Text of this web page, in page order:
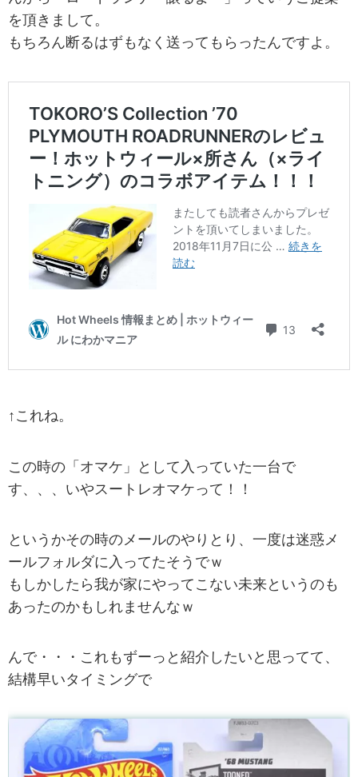
を頂きまして。
もちろん断るはずもなく送ってもらったんですよ。
↑これね。
この時の「オマケ」として入っていた一台で
す、、、いやスートレオマケって！！
というかその時のメールのやりとり、一度は迷惑メ
ールフォルダに入ってたそうでｗ
もしかしたら我が家にやってこない未来というのも
あったのかもしれませんなｗ
んで・・・これもずーっと紹介したいと思ってて、
結構早いタイミングで